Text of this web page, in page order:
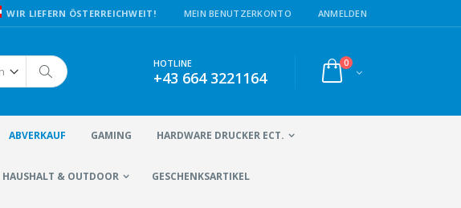
MEIN BENUTZERKONTO ANMELDEN
WIR LIEFERN ÖSTERREICHWEIT!
HOTLINE
+43 664 3221164
0
ABVERKAUF GAMING HARDWARE DRUCKER ECT.
HAUSHALT & OUTDOOR GESCHENKSARTIKEL